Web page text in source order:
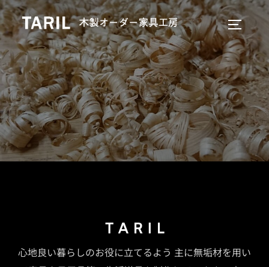
コ
ン
テ
ン
ツ
へ
ス
キ
ッ
サイドバ
T A R I L
心地良い暮らしのお役に立てるよう 主に無垢材を用い